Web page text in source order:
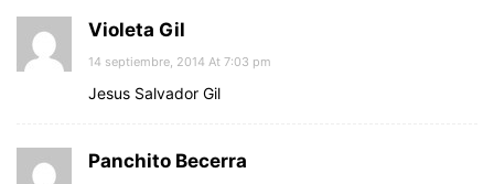
Violeta Gil
14 septiembre, 2014 At 7:03 pm
Jesus Salvador Gil
Panchito Becerra